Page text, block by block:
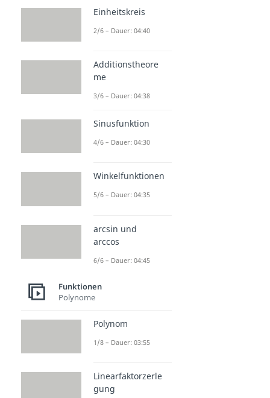
Einheitskreis
2/6 – Dauer: 04:40
Additionstheore
me
3/6 – Dauer: 04:38
Sinusfunktion
4/6 – Dauer: 04:30
Winkelfunktionen
5/6 – Dauer: 04:35
arcsin und
arccos
6/6 – Dauer: 04:45
Funktionen
Polynome
Polynom
1/8 – Dauer: 03:55
Linearfaktorzerle
gung